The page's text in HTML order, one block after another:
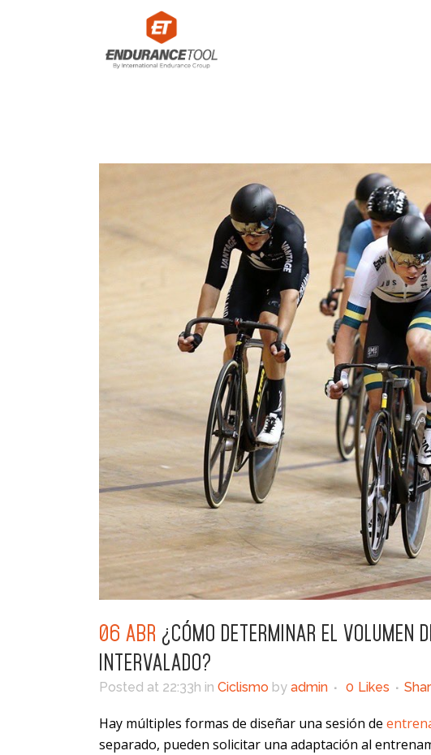
06 ABR ¿CÓMO DETERMINAR EL VOLUMEN
INTERVALADO?
Posted at 22:33h in Ciclismo by admin 0 Likes
Hay múltiples formas de diseñar una sesión de
separado, pueden solicitar una adaptación al